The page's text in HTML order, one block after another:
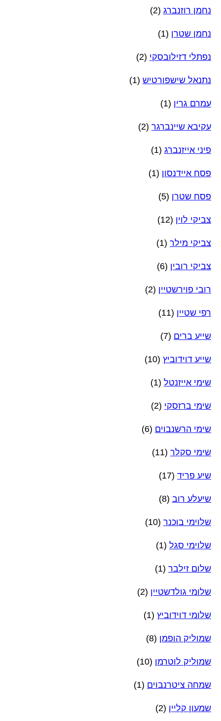
נחמן רוזנברג (2)
נחמן שטרן (1)
נפתלי דזילובסקי (2)
נתנאל שישפורטיש (1)
עמרם גרין (1)
עקיבא שיינברגר (2)
פיני אייזנברג (1)
פסח איידנסון (1)
פסח שטרן (5)
צביקי לוין (12)
צביקי מילר (1)
צביקי רובין (6)
רובי פוירשטיין (2)
רפי שטיין (11)
שייע ברים (7)
שייע דוידוביץ (10)
שימי אייזנטל (1)
שימי ברזסקי (2)
שימי הרשנבוים (6)
שימי סקלר (11)
שיע פריד (17)
שיעלע רוב (8)
שלוימי בוכנר (10)
שלוימי סגל (1)
שלום זילבר (1)
שלומי גולדשטיין (2)
שלומי דוידוביץ (1)
שמוליק הופמן (8)
שמוליק לוטרמן (10)
שמחה ציטרנבוים (1)
שמעון קליין (2)